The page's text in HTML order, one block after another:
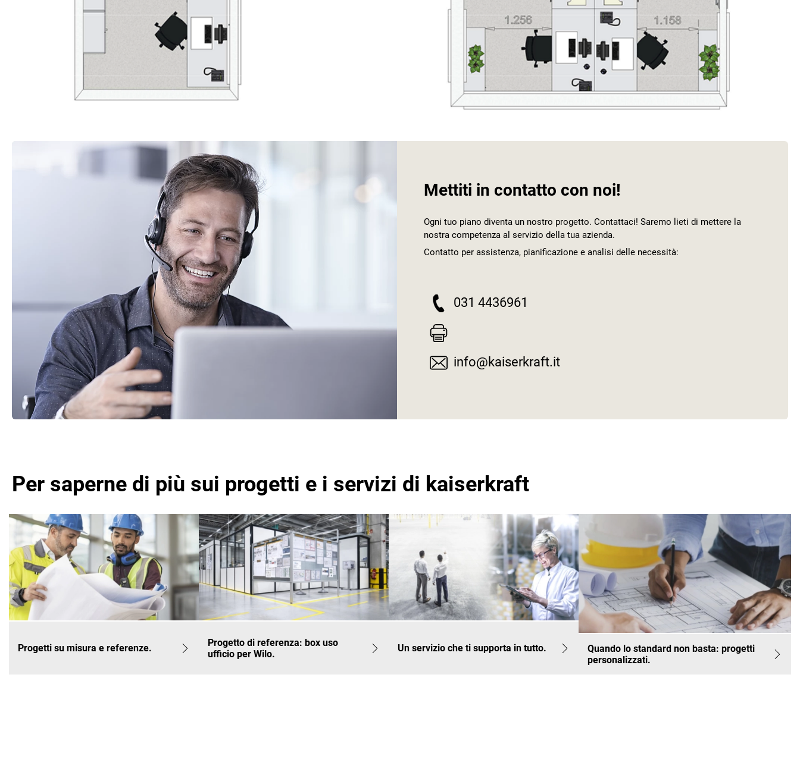
Mettiti in contatto con noi!
Ogni tuo piano diventa un nostro progetto. Contattaci! Saremo lieti di mettere la
nostra competenza al servizio della tua azienda.
Contatto per assistenza, pianificazione e analisi delle necessità:
031 4436961
info@kaiserkraft.it
Per saperne di più sui progetti e i servizi di kaiserkraft
Progetti su misura e referenze.
Progetto di referenza: box uso
ufficio per Wilo.
Un servizio che ti supporta in tutto.
Quando lo standard non basta: progetti
personalizzati.